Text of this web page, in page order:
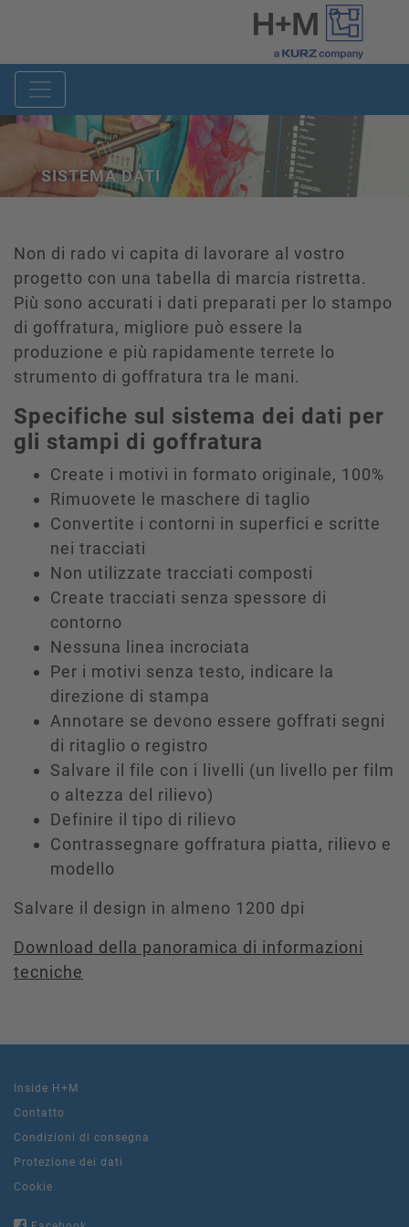
SISTEMA DATI
Non di rado vi capita di lavorare al vostro
progetto con una tabella di marcia ristretta.
Più sono accurati i dati preparati per lo stampo
di goffratura, migliore può essere la
produzione e più rapidamente terrete lo
strumento di goffratura tra le mani.
Specifiche sul sistema dei dati per
gli stampi di goffratura
Create i motivi in formato originale, 100%
Rimuovete le maschere di taglio
Convertite i contorni in superfici e scritte
nei tracciati
Non utilizzate tracciati composti
Create tracciati senza spessore di
contorno
Nessuna linea incrociata
Per i motivi senza testo, indicare la
direzione di stampa
Annotare se devono essere goffrati segni
di ritaglio o registro
Salvare il file con i livelli (un livello per film
o altezza del rilievo)
Definire il tipo di rilievo
Contrassegnare goffratura piatta, rilievo e
modello
Salvare il design in almeno 1200 dpi
Download della panoramica di informazioni
tecniche
Inside H+M
Contatto
Condizioni di consegna
Protezione dei dati
Cookie